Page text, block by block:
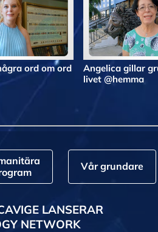
ord om ord
Angelica gillar
livet @hemma
Vår grundare
LANSERAR
NETWORK